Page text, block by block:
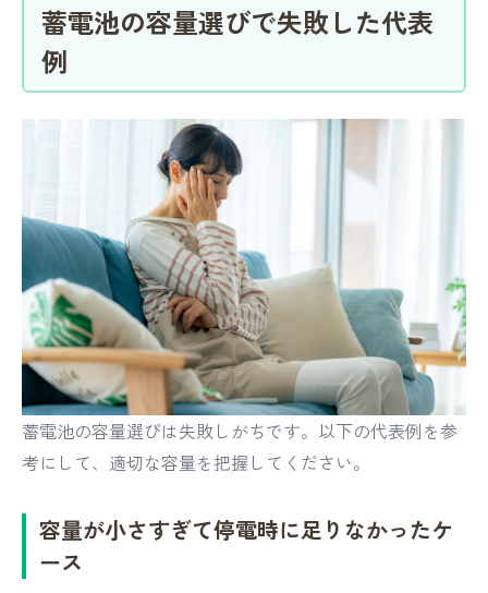
蓄電池の容量選びで失敗した代表
例
蓄電池の容量選びは失敗しがちです。以下の代表例を参
考にして、適切な容量を把握してください。
容量が小さすぎて停電時に足りなかったケ
ース